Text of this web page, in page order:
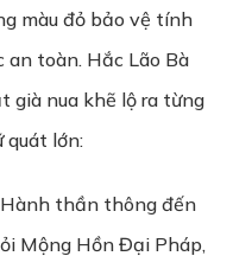
màu đỏ bảo vệ tính
an toàn. Hắc Lão Bà
già nua khẽ lộ ra từng
quát lớn:
thần thông đến
Mộng Hồn Đại Pháp,